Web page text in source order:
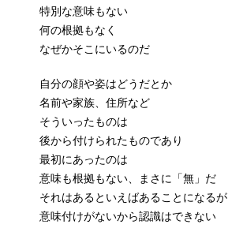
特別な意味もない
何の根拠もなく
なぜかそこにいるのだ
自分の顔や姿はどうだとか
名前や家族、住所など
そういったものは
後から付けられたものであり
最初にあったのは
意味も根拠もない、まさに「無」だ
それはあるといえばあることになるが
意味付けがないから認識はできない